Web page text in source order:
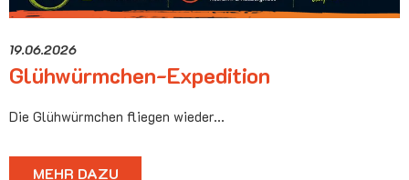
19.06.2026
Glühwürmchen-Expedition
Die Glühwürmchen fliegen wieder...
MEHR DAZU